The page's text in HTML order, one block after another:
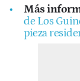
Más
de Los
pieza